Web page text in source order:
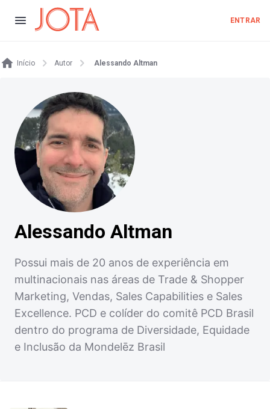
ENTRAR
Início Autor Alessando Altman
Alessando Altman
Possui mais de 20 anos de experiência em
multinacionais nas áreas de Trade & Shopper
Marketing, Vendas, Sales Capabilities e Sales
Excellence. PCD e colíder do comitê PCD Brasil
dentro do programa de Diversidade, Equidade
e Inclusão da Mondelēz Brasil